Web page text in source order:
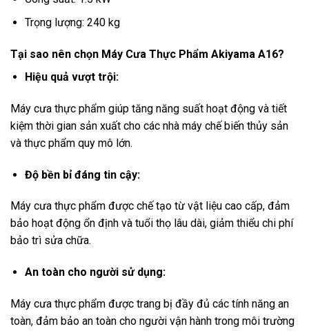
Trọng lượng: 240 kg
Tại sao nên chọn Máy Cưa Thực Phẩm Akiyama A16?
Hiệu quả vượt trội:
Máy cưa thực phẩm giúp tăng năng suất hoạt động và tiết
kiệm thời gian sản xuất cho các nhà máy chế biến thủy sản
và thực phẩm quy mô lớn.
Độ bền bỉ đáng tin cậy:
Máy cưa thực phẩm được chế tạo từ vật liệu cao cấp, đảm
bảo hoạt động ổn định và tuổi thọ lâu dài, giảm thiểu chi phí
bảo trì sửa chữa.
An toàn cho người sử dụng:
Máy cưa thực phẩm được trang bị đầy đủ các tính năng an
toàn, đảm bảo an toàn cho người vận hành trong môi trường